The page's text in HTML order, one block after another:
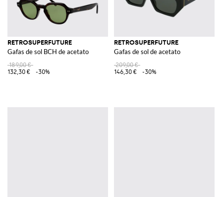
RETROSUPERFUTURE
Gafas de sol BCH de acetato
189,00 €
132,30 €
-30%
RETROSUPERFUTURE
Gafas de sol de acetato
209,00 €
146,30 €
-30%